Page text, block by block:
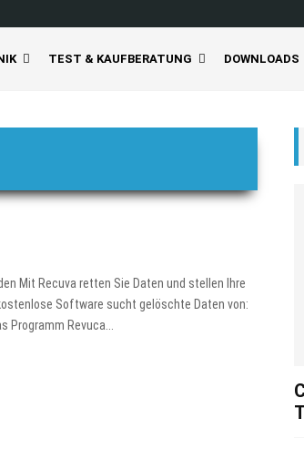
TEST & KAUFBERATUNG DOWNLOADS
Mit Recuva retten Sie Daten und stellen Ihre
Software sucht gelöschte Daten von:
Programm Revuca...